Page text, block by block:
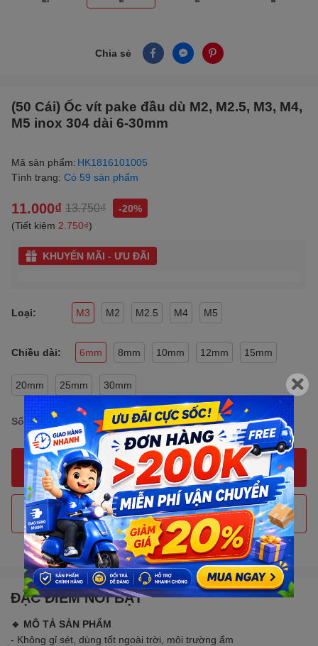
Chia sẻ
(50 Cái) Ốc vít pake đầu dù M2, M2.5, M3, M4,
M5 inox 304 dài 6-30mm
Mã sản phẩm: HK1816101005
Tình trạng: Có 59 sản phẩm
11.000₫ 13.750₫
-20%
(Tiết kiệm 2.750₫)
KHUYẾN MÃI - ƯU ĐÃI
Loại: M3 M2 M2.5 M4 M5
Chiều dài: 6mm 8mm 10mm 12mm 15mm
20mm 25mm 30mm
Số lượng:
MUA NGAY
THÊM VÀO GIỎ HÀNG
Gọi đặt mua0907088123(7:30 - 17:00)
ĐẶC ĐIỂM NỔI BẬT
🔹 MÔ TẢ SẢN PHẨM
- Không gỉ sét, dùng tốt ngoài trời, môi trường ẩm